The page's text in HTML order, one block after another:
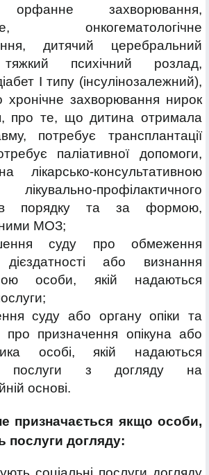
орфанне захворювання,
онкогематологічне
дитячий церебральний
психічний розлад,
I типу (інсулінозалежний),
хронічне захворювання нирок
про те, що дитина отримала
потребує трансплантації
паліативної допомоги,
лікарсько-консультативною
профілактичного
в порядку та за формою,
МОЗ;
суду про обмеження
дієздатності або визнання
особи, якій надаються
суду або органу опіки та
про призначення опікуна або
особі, якій надаються
послуги з догляду на
основі.
призначається якщо особи,
послуги догляду: